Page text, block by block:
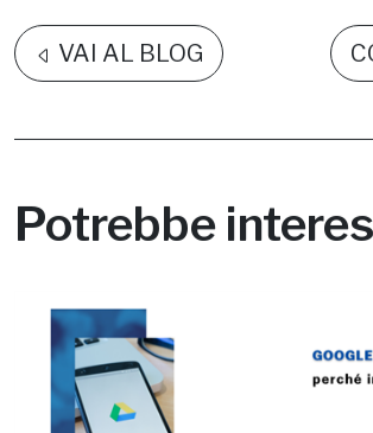
VAI AL BLOG
Potrebbe